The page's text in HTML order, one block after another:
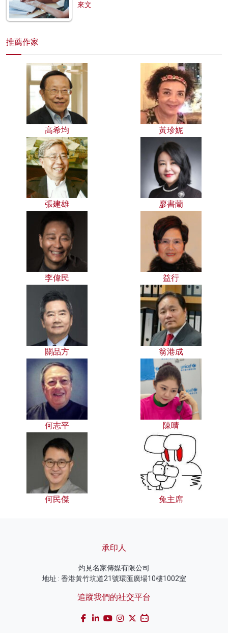
來文
推薦作家
高希均 黃珍妮
張建雄 廖書蘭
李偉民 益行
關品方 翁港成
何志平 陳晴
何民傑 兔主席
承印人
灼見名家傳媒有限公司
地址 : 香港黃竹坑道21號環匯廣場10樓1002室
追蹤我們的社交平台